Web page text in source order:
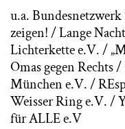
u.a.
zeigen! / Lange
Lichterkette e.V. /
Omas gegen
München e.V. /
Weisser Ring e.V. /
für ALLE e.V